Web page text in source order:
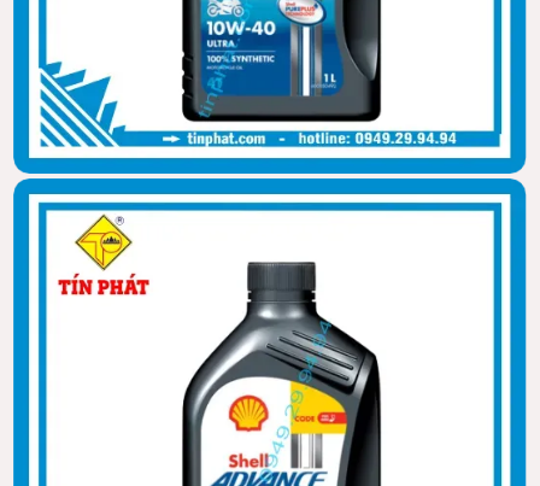
Nhớt Shell 4T ULTRA 10W40 SN MA2 1L